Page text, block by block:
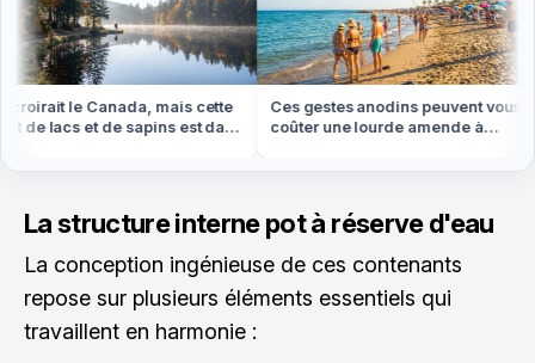
le Canada, mais cette
de lacs et de sapins est dans
Ces gestes anodins peuvent vous
coûter une lourde amende à
La structure interne pot à réserve d'eau
La conception ingénieuse de ces contenants
repose sur plusieurs éléments essentiels qui
travaillent en harmonie :